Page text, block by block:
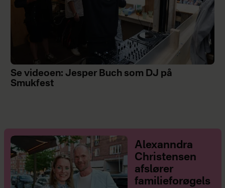
Se videoen: Jesper Buch som DJ på
Smukfest
Alexanndra
Christensen
afslører
familieforøgels